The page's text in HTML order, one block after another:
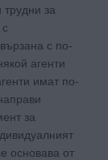
трудни за
с по-
агенти
имат по-
за
основава от